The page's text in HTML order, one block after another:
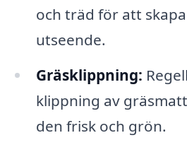
och träd för att
utseende.
Gräsklippning:
klippning av
den frisk och grön.